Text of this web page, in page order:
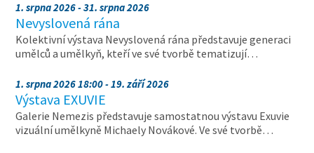
1. srpna 2026 - 31. srpna 2026
Nevyslovená rána
Kolektivní výstava Nevyslovená rána představuje generaci
umělců a umělkyň, kteří ve své tvorbě tematizují…
1. srpna 2026 18:00 - 19. září 2026
Výstava EXUVIE
Galerie Nemezis představuje samostatnou výstavu Exuvie
vizuální umělkyně Michaely Novákové. Ve své tvorbě…